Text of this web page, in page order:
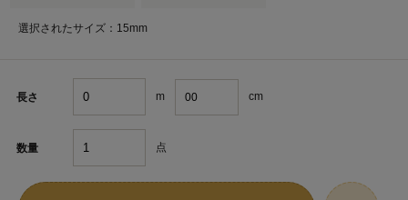
選択されたサイズ：15mm
長さ m cm
数量 点